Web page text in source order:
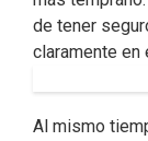
de tener
claramente en
Al mismo